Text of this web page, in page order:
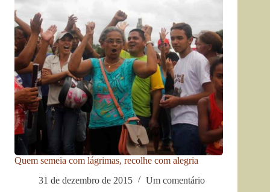
Quem semeia com lágrimas, recolhe com alegria
31 de dezembro de 2015
Um comentário